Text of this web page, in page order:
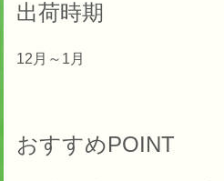
出荷時期
12月～1月
おすすめPOINT